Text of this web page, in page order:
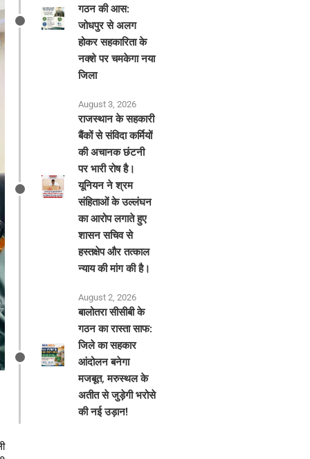
गठन की आस:
जोधपुर से अलग
होकर सहकारिता के
नक्शे पर चमकेगा नया
जिला
August 3, 2026
राजस्थान के सहकारी
बैंकों से संविदा कर्मियों
की अचानक छंटनी
पर भारी रोष है।
यूनियन ने श्रम
संहिताओं के उल्लंघन
का आरोप लगाते हुए
शासन सचिव से
हस्तक्षेप और तत्काल
न्याय की मांग की है।
August 2, 2026
बालोतरा सीसीबी के
गठन का रास्ता साफ:
जिले का सहकार
आंदोलन बनेगा
मजबूत, मरुस्थल के
अतीत से जुड़ेगी भरोसे
की नई उड़ान!